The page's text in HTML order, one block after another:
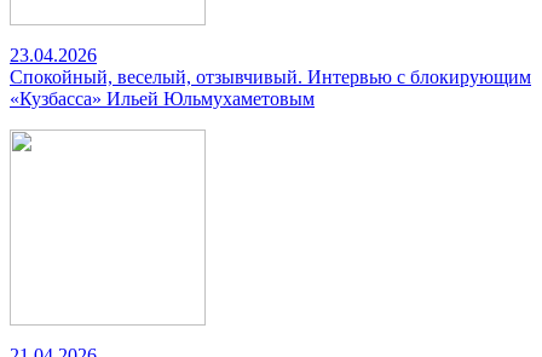
23.04.2026
Спокойный, веселый, отзывчивый. Интервью с блокирующим
«Кузбасса» Ильей Юльмухаметовым